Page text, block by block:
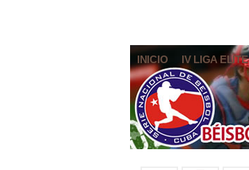
INICIO IV LIGA ELITE